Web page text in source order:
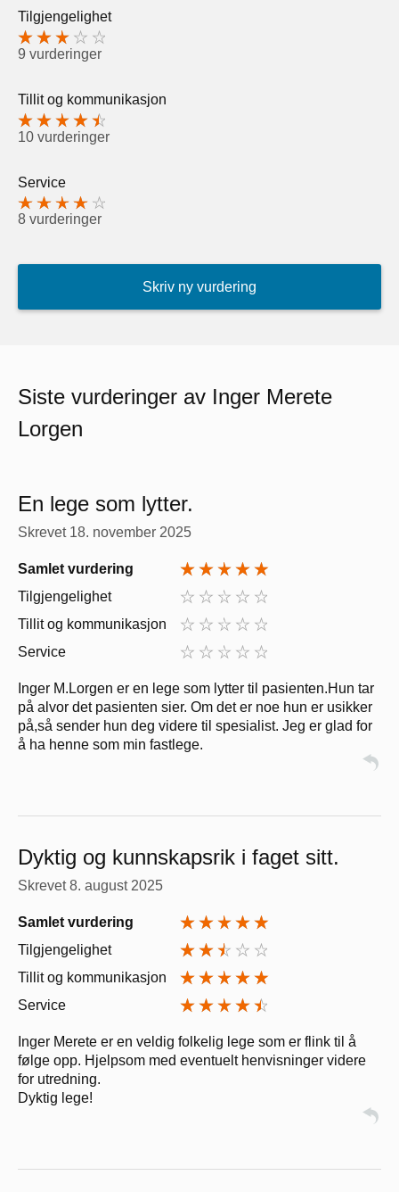
Tilgjengelighet
9 vurderinger
Tillit og kommunikasjon
10 vurderinger
Service
8 vurderinger
Skriv ny vurdering
Siste vurderinger av Inger Merete
Lorgen
En lege som lytter.
Skrevet 18. november 2025
Samlet vurdering
Tilgjengelighet
Tillit og kommunikasjon
Service
Inger M.Lorgen er en lege som lytter til pasienten.Hun tar
på alvor det pasienten sier. Om det er noe hun er usikker
på,så sender hun deg videre til spesialist. Jeg er glad for
å ha henne som min fastlege.
Dyktig og kunnskapsrik i faget sitt.
Skrevet8. august 2025
Samlet vurdering
Tilgjengelighet
Tillit og kommunikasjon
Service
Inger Merete er en veldig folkelig lege som er flink til å
følge opp. Hjelpsom med eventuelt henvisninger videre
for utredning.
Dyktig lege!